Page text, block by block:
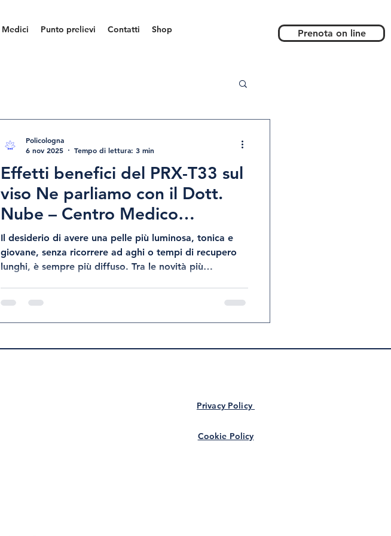
Medici Punto prelievi Contatti Shop Prenota on line
Effetti benefici del PRX-T33 sul
viso Ne parliamo con il Dott.
Nube – Centro Medico
Policologna, Cologna Veneta
(VR)
Il desiderio di avere una pelle più luminosa, tonica e
giovane, senza ricorrere ad aghi o tempi di recupero
lunghi, è sempre più diffuso. Tra le novità più
combina risultati visibili e comfort elevato. Ne
parliamo con il Dott. Alessandro Nube , medico
Centro Medico Policologna di Cologna Veneta
Policologna
6 nov 2025
Tempo di lettura: 3 min
Privacy Policy
Cookie Policy